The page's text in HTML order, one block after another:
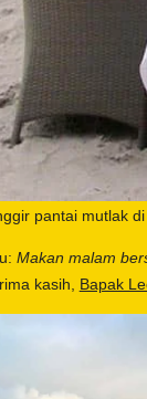
pantai mutlak
Makan malam
kasih, Bapak